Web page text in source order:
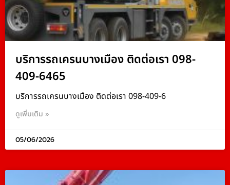
บริการรถเครนบางเมือง ติดต่อเรา 098-
409-6465
บริการรถเครนบางเมือง ติดต่อเรา 098-409-6
ดูเพิ่มเติม »
05/06/2026